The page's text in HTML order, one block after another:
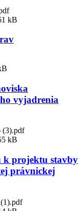
kB
vyjadrenia
(3).pdf
kB
k projektu stavby
právnickej